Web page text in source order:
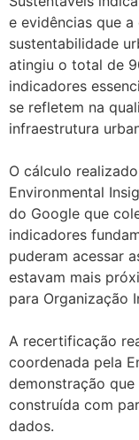
e evidências que
sustentabilidade
atingiu o total de
indicadores
se refletem na
infraestrutura
O cálculo
Environmental
do Google que
indicadores
puderam acessar
estavam mais
para Organização
A recertificação
coordenada pela
demonstração
construída com
dados.